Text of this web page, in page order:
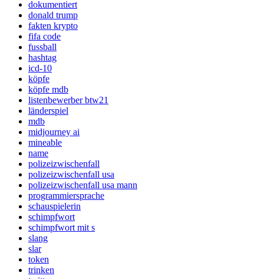
dokumentiert
donald trump
fakten krypto
fifa code
fussball
hashtag
icd-10
köpfe
köpfe mdb
listenbewerber btw21
länderspiel
mdb
midjourney ai
mineable
name
polizeizwischenfall
polizeizwischenfall usa
polizeizwischenfall usa mann
programmiersprache
schauspielerin
schimpfwort
schimpfwort mit s
slang
slar
token
trinken